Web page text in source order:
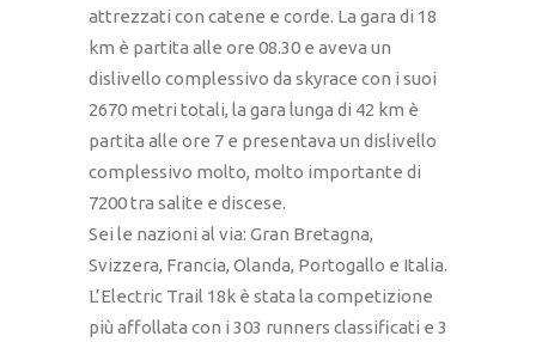
attrezzati con catene e corde. La gara di 18
km è partita alle ore 08.30 e aveva un
dislivello complessivo da skyrace con i suoi
2670 metri totali, la gara lunga di 42 km è
partita alle ore 7 e presentava un dislivello
complessivo molto, molto importante di
7200 tra salite e discese.
Sei le nazioni al via: Gran Bretagna,
Svizzera, Francia, Olanda, Portogallo e Italia.
L’Electric Trail 18k è stata la competizione
più affollata con i 303 runners classificati e 3